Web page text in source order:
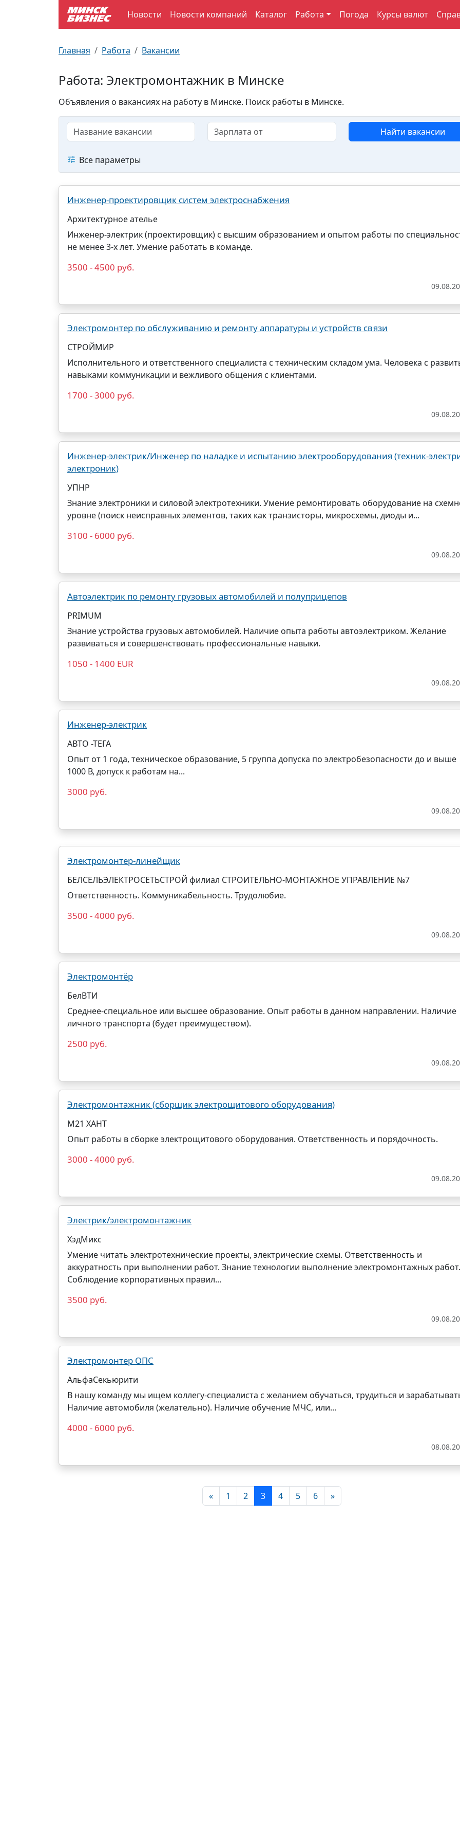
Новости Новости компаний Каталог Работа Погода Курсы валют
Главная Работа Вакансии
Работа: Электромонтажник в Минске
Объявления о вакансиях на работу в Минске. Поиск работы в Минске.
Найти вакансии
Все параметры
Инженер-проектировщик систем электроснабжения
Архитектурное ателье
Инженер-электрик (проектировщик) с высшим образованием и опытом работы по
не менее 3-х лет. Умение работать в команде.
3500 - 4500 руб.
Электромонтер по обслуживанию и ремонту аппаратуры и устройств связи
СТРОЙМИР
Исполнительного и ответственного специалиста с техническим складом ума. Человека с
навыками коммуникации и вежливого общения с клиентами.
1700 - 3000 руб.
Инженер-электрик/Инженер по наладке и испытанию электрооборудования (техник-
электроник)
УПНР
Знание электроники и силовой электротехники. Умение ремонтировать оборудование на
уровне (поиск неисправных элементов, таких как транзисторы, микросхемы, диоды и...
3100 - 6000 руб.
Автоэлектрик по ремонту грузовых автомобилей и полуприцепов
PRIMUM
Знание устройства грузовых автомобилей. Наличие опыта работы автоэлектриком. Желание
развиваться и совершенствовать профессиональные навыки.
1050 - 1400 EUR
Инженер-электрик
АВТО -ТЕГА
Опыт от 1 года, техническое образование, 5 группа допуска по электробезопасности до и выше
1000 В, допуск к работам на...
3000 руб.
Электромонтер-линейщик
БЕЛСЕЛЬЭЛЕКТРОСЕТЬСТРОЙ филиал СТРОИТЕЛЬНО-МОНТАЖНОЕ УПРАВЛЕНИЕ №7
Ответственность. Коммуникабельность. Трудолюбие.
3500 - 4000 руб.
Электромонтёр
БелВТИ
Среднее-специальное или высшее образование. Опыт работы в данном направлении. Наличие
личного транспорта (будет преимуществом).
2500 руб.
Электромонтажник (сборщик электрощитового оборудования)
М21 ХАНТ
Опыт работы в сборке электрощитового оборудования. Ответственность и порядочность.
3000 - 4000 руб.
Электрик/электромонтажник
ХэдМикс
Умение читать электротехнические проекты, электрические схемы. Ответственность и
аккуратность при выполнении работ. Знание технологии выполнение электромонтажных работ.
Соблюдение корпоративных правил...
3500 руб.
Электромонтер ОПС
АльфаСекьюрити
В нашу команду мы ищем коллегу-специалиста с желанием обучаться, трудиться и
Наличие автомобиля (желательно). Наличие обучение МЧС, или...
4000 - 6000 руб.
« 1 2 3 4 5 6 »
Улицы Минска
Производственный календарь
Документы для ЗАГСа
Пробки на дорогах